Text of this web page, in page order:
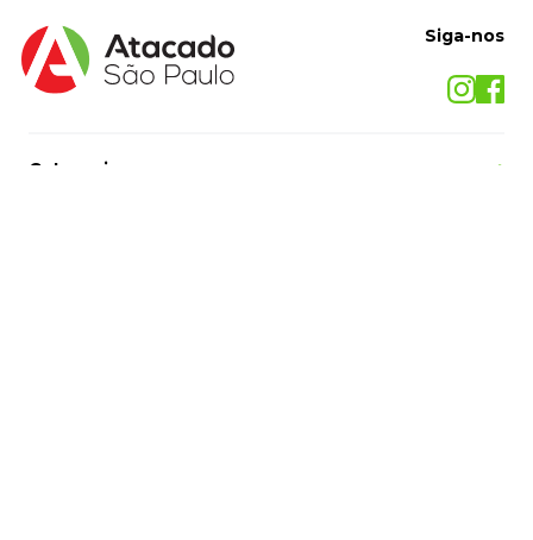
Siga-nos
Categorias +